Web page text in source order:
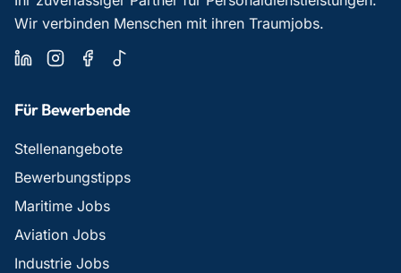
Wir verbinden Menschen mit ihren Traumjobs.
Für Bewerbende
Stellenangebote
Bewerbungstipps
Maritime Jobs
Aviation Jobs
Industrie Jobs